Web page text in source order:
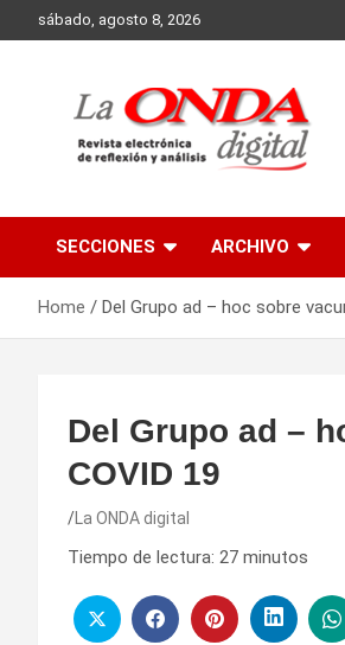
to
sábado, agosto 8, 2026
SECCIONES ARCHIVO
Home Del Grupo ad – hoc sobre
Del Grupo ad –
COVID 19
La ONDA digital
Tiempo de lectura: 27 minutos